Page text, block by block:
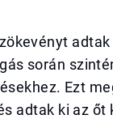
során
Ezt
adtak ki az őt